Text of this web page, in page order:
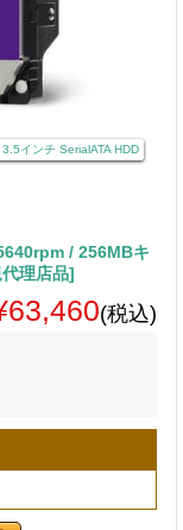
3.5インチ SerialATA HDD
/ 256MBキ
理店品]
(税込)